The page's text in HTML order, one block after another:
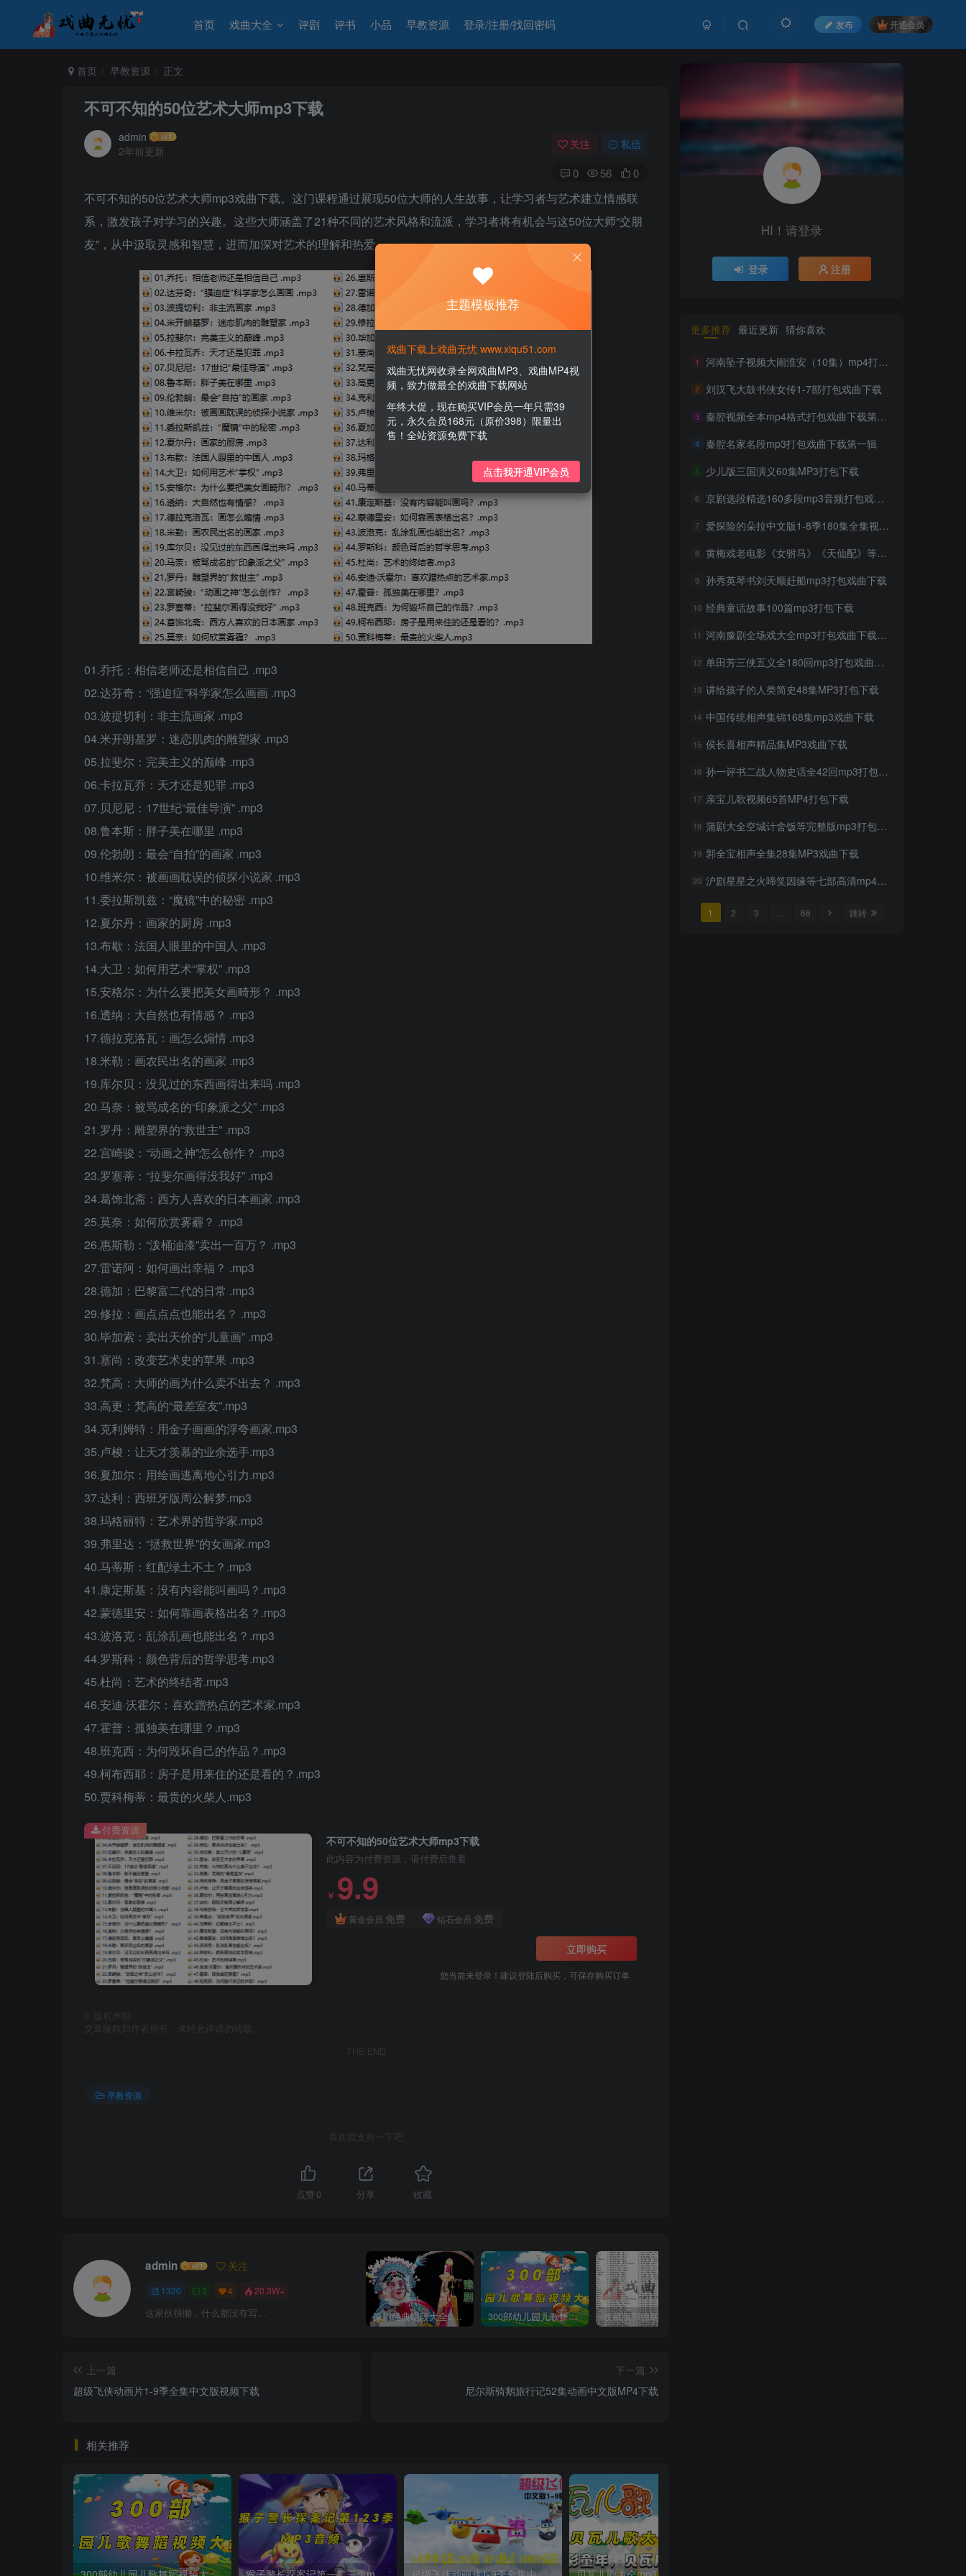
首页 戏曲大全 评剧 评书 小品 早教资源 登录/注册/找回密码 发布 开通会员
首页 早教资源 正文
不可不知的50位艺术大师mp3下载
admin
2年前更新
关注 私信
0 56 0
不可不知的50位艺术大师mp3戏曲下载。这门课程通过展现50位大师的人生故事，让学习者与艺术建立情感联
系，激发孩子对学习的兴趣。这些大师涵盖了21种不同的艺术风格和流派，学习者将有机会与这50位大师“交朋
友”，从中汲取灵感和智慧，进而加深对艺术的理解和热爱。
01.乔托：相信老师还是相信自己 .mp3
02.达芬奇：“强迫症”科学家怎么画画 .mp3
03.波提切利：非主流画家 .mp3
04.米开朗基罗：迷恋肌肉的雕塑家 .mp3
05.拉斐尔：完美主义的巅峰 .mp3
06.卡拉瓦乔：天才还是犯罪 .mp3
07.贝尼尼：17世纪“最佳导演” .mp3
08.鲁本斯：胖子美在哪里 .mp3
09.伦勃朗：最会“自拍”的画家 .mp3
10.维米尔：被画画耽误的侦探小说家 .mp3
11.委拉斯凯兹：“魔镜”中的秘密 .mp3
12.夏尔丹：画家的厨房 .mp3
13.布歇：法国人眼里的中国人 .mp3
14.大卫：如何用艺术“掌权” .mp3
15.安格尔：为什么要把美女画畸形？ .mp3
16.透纳：大自然也有情感？ .mp3
17.德拉克洛瓦：画怎么煽情 .mp3
18.米勒：画农民出名的画家 .mp3
19.库尔贝：没见过的东西画得出来吗 .mp3
20.马奈：被骂成名的“印象派之父” .mp3
21.罗丹：雕塑界的“救世主” .mp3
22.宫崎骏：“动画之神”怎么创作？ .mp3
23.罗塞蒂：“拉斐尔画得没我好” .mp3
24.葛饰北斋：西方人喜欢的日本画家 .mp3
25.莫奈：如何欣赏雾霾？ .mp3
26.惠斯勒：“泼桶油漆”卖出一百万？ .mp3
27.雷诺阿：如何画出幸福？ .mp3
28.德加：巴黎富二代的日常 .mp3
29.修拉：画点点点也能出名？ .mp3
30.毕加索：卖出天价的“儿童画” .mp3
31.塞尚：改变艺术史的苹果 .mp3
32.梵高：大师的画为什么卖不出去？ .mp3
33.高更：梵高的“最差室友”.mp3
34.克利姆特：用金子画画的浮夸画家.mp3
35.卢梭：让天才羡慕的业余选手.mp3
36.夏加尔：用绘画逃离地心引力.mp3
37.达利：西班牙版周公解梦.mp3
38.玛格丽特：艺术界的哲学家.mp3
39.弗里达：“拯救世界”的女画家.mp3
40.马蒂斯：红配绿土不土？.mp3
41.康定斯基：没有内容能叫画吗？.mp3
42.蒙德里安：如何靠画表格出名？.mp3
43.波洛克：乱涂乱画也能出名？.mp3
44.罗斯科：颜色背后的哲学思考.mp3
45.杜尚：艺术的终结者.mp3
46.安迪·沃霍尔：喜欢蹭热点的艺术家.mp3
47.霍普：孤独美在哪里？.mp3
48.班克西：为何毁坏自己的作品？.mp3
49.柯布西耶：房子是用来住的还是看的？.mp3
50.贾科梅蒂：最贵的火柴人.mp3
不可不知的50位艺术大师mp3下载
此内容为付费资源，请付费后查看
￥ 9.9
黄金会员 免费 钻石会员 免费
立即购买
您当前未登录！建议登陆后购买，可保存购买订单
付费资源
版权声明
文章版权归作者所有，未经允许请勿转载。
THE END
早教资源
喜欢就支持一下吧
点赞 0 分享 收藏
admin 关注
1320 3 4 20.3W+
这家伙很懒，什么都没有写... 豫剧经典唱段大全850首mp3打包戏曲下载 300部幼儿园儿歌舞蹈视频大合集
上一篇
超级飞侠动画片1-9季全集中文版视频下载
下一篇
尼尔斯骑鹅旅行记52集动画中文版MP4下载
相关推荐
HI！请登录
登录 注册
更多推荐 最近更新 猜你喜欢
1 河南坠子视频大闹淮安（10集）mp4打包戏曲下载
2 刘汉飞大鼓书侠女传1-7部打包戏曲下载
3 秦腔视频全本mp4格式打包戏曲下载第五辑
4 秦腔名家名段mp3打包戏曲下载第一辑
5 少儿版三国演义60集MP3打包下载
6 京剧选段精选160多段mp3音频打包戏曲下载
7 爱探险的朵拉中文版1-8季180集全集视频打包下载
8 黄梅戏老电影《女驸马》《天仙配》等六部打包戏曲下载
9 孙秀英琴书刘天顺赶船mp3打包戏曲下载
10 经典童话故事100篇mp3打包下载
11 河南豫剧全场戏大全mp3打包戏曲下载第四辑
12 单田芳三侠五义全180回mp3打包戏曲下载
13 讲给孩子的人类简史48集MP3打包下载
14 中国传统相声集锦168集mp3戏曲下载
15 侯长喜相声精品集MP3戏曲下载
16 孙一评书二战人物史话全42回mp3打包戏曲下载
17 亲宝儿歌视频65首MP4打包下载
18 蒲剧大全空城计舍饭等完整版mp3打包戏曲下载
19 郭全宝相声全集28集MP3戏曲下载
20 沪剧星星之火啼笑因缘等七部高清mp4打包戏曲下载
1 2 3 66 跳转
HI！请登录
登录 注册
1699人已阅读
豫剧经典唱段大全850首mp3打包戏曲下
TOP1
合集
2年前 1298人已阅读
TOP2
收藏版郭德纲相声专辑mp3
打包戏曲下载
2年前 1161人已阅读
TOP3
潮剧精彩选段200多首mp3打
2年前 1158人已阅读
TOP4
猴子警长探案记第一二三季
2年前 922人已阅读
TOP5
超级飞侠动画片1-9季全集中
贝瓦儿歌大全mp3版346首打
包下载
豫剧选段108段mp3打包载
戏曲下载
湖北大鼓80多首mp3打包戏
主题模板推荐
戏曲下载上戏曲无忧 www.xiqu51.com
戏曲无忧网收录全网戏曲MP3、戏曲MP4视
频，致力做最全的戏曲下载网站
年终大促，现在购买VIP会员一年只需39
元，永久会员168元（原价398）限量出
售！全站资源免费下载
点击我开通VIP会员